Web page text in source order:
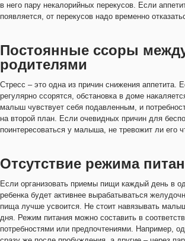
в него пару некалорийных перекусов. Если
появляется, от перекусов надо временно
Постоянные ссоры
родителями
Стресс – это одна из причин снижения аппетита.
регулярно ссорятся, обстановка в доме
малыш чувствует себя подавленным, и
на второй план. Если очевидных причин для
поинтересоваться у малыша, не тревожит ли его
Отсутствие режима
Если организовать приемы пищи каждый день в
ребенка будет активнее вырабатываться
пища лучше усвоится. Не стоит навязывать
дня. Режим питания можно составить в
потребностями или предпочтениями. Например,